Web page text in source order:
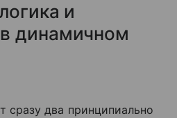
и
динамичном
сразу два принципиально